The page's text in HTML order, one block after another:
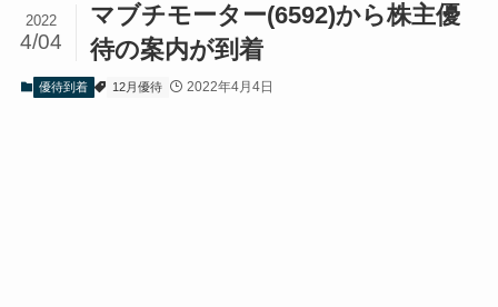
マブチモーター(6592)から株主優
待の案内が到着
2022
4/04
優待到着 12月優待 2022年4月4日